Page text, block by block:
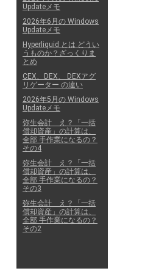
Updateメモ
2026年6月の Windows
Updateメモ
Hyperliquid とは どうい
うものか？ざっくりま
とめ
CEX、DEX、 DEXアグ
リゲーター の違い
2026年5月の Windows
Updateメモ
弥生会計 え？「一括
償却資産」の計算は、
全部 手作業になるの？
その4
弥生会計 え？「一括
償却資産」の計算は、
全部 手作業になるの？
その3
弥生会計 え？「一括
償却資産」の計算は、
全部 手作業になるの？
その2